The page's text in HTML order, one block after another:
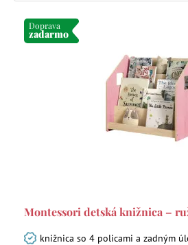
Doprava
zadarmo
Montessori detská knižnica –
knižnica so 4 policami a zadným